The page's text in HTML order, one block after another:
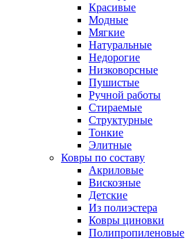
Красивые
Модные
Мягкие
Натуральные
Недорогие
Низковорсные
Пушистые
Ручной работы
Стираемые
Структурные
Тонкие
Элитные
Ковры по составу
Акриловые
Вискозные
Детские
Из полиэстера
Ковры циновки
Полипропиленовые